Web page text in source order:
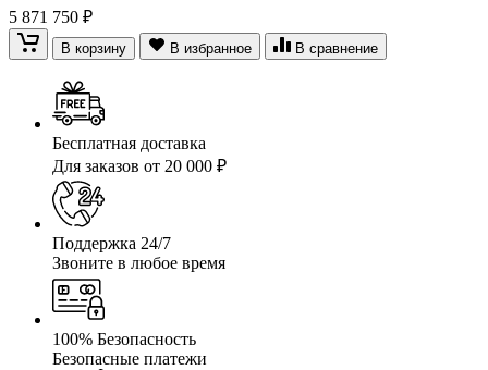
5 871 750 ₽
В корзину В избранное В сравнение
Бесплатная доставка
Для заказов от 20 000 ₽
Поддержка 24/7
Звоните в любое время
100% Безопасность
Безопасные платежи